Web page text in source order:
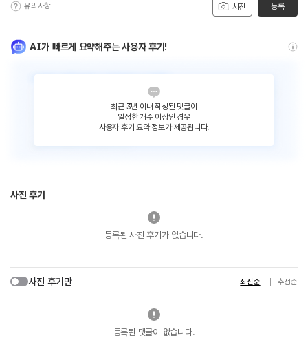
사진
유의사항 등록
AI가 빠르게 요약해주는 사용자 후기!
최근 3년 이내 작성된 댓글이
일정한 개수 이상인 경우
사용자 후기 요약 정보가 제공됩니다.
사진 후기
등록된 사진 후기가 없습니다.
사진 후기만 최신순 추천순
등록된 댓글이 없습니다.